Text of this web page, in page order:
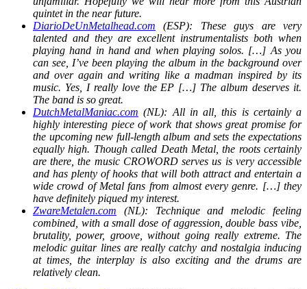
quintet in the near future.
DiarioDeUnMetalhead.com (ESP): These guys are very
talented and they are excellent instrumentalists both when
playing hand in hand and when playing solos. […] As you
can see, I’ve been playing the album in the background over
and over again and writing like a madman inspired by its
music. Yes, I really love the EP […] The album deserves it.
The band is so great.
DutchMetalManiac.com (NL): All in all, this is certainly a
highly interesting piece of work that shows great promise for
the upcoming new full-length album and sets the expectations
equally high. Though called Death Metal, the roots certainly
are there, the music CROWORD serves us is very accessible
and has plenty of hooks that will both attract and entertain a
wide crowd of Metal fans from almost every genre. […] they
have definitely piqued my interest.
ZwareMetalen.com (NL): Technique and melodic feeling
combined, with a small dose of aggression, double bass vibe,
brutality, power, groove, without going really extreme. The
melodic guitar lines are really catchy and nostalgia inducing
at times, the interplay is also exciting and the drums are
relatively clean.